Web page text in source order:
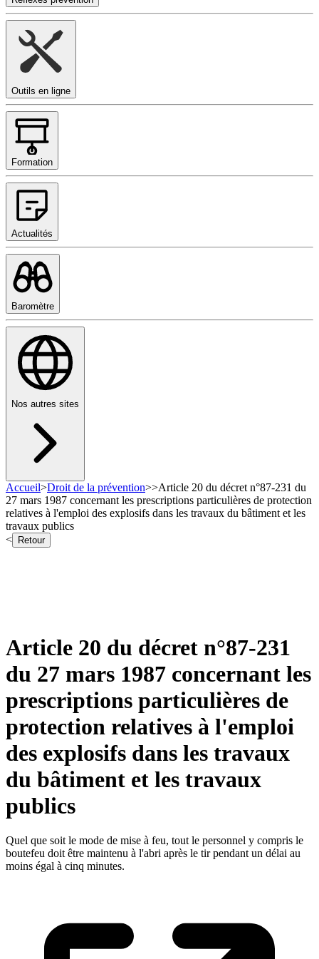
Outils en ligne
Formation
Actualités
Baromètre
Nos autres sites
Accueil>Droit de la prévention>>Article 20 du décret n°87-231 du
27 mars 1987 concernant les prescriptions particulières de protection
relatives à l'emploi des explosifs dans les travaux du bâtiment et les
travaux publics
<
Retour
Article 20 du décret n°87-231
du 27 mars 1987 concernant les
prescriptions particulières de
protection relatives à l'emploi
des explosifs dans les travaux
du bâtiment et les travaux
publics
Quel que soit le mode de mise à feu, tout le personnel y compris le
boutefeu doit être maintenu à l'abri après le tir pendant un délai au
moins égal à cinq minutes.